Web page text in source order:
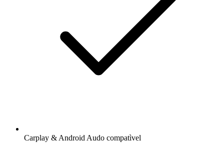
Carplay & Android Audo compatìvel